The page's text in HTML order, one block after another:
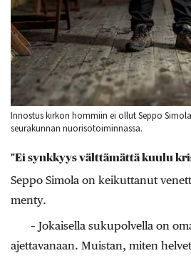
Innostus kirkon hommiin ei ollut Seppo
seurakunnan nuorisotoiminnassa.
"Ei synkkyys välttämättä kuulu
Seppo Simola on keikuttanut
menty.
– Jokaisella sukupolvella on
ajettavanaan. Muistan, miten